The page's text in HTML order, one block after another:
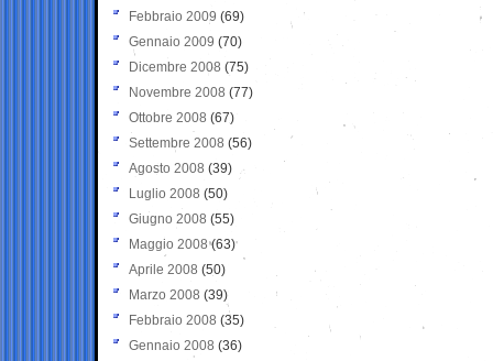
Febbraio 2009 (69)
Gennaio 2009 (70)
Dicembre 2008 (75)
Novembre 2008 (77)
Ottobre 2008 (67)
Settembre 2008 (56)
Agosto 2008 (39)
Luglio 2008 (50)
Giugno 2008 (55)
Maggio 2008(63)
Aprile 2008 (50)
Marzo 2008 (39)
Febbraio 2008 (35)
Gennaio 2008 (36)